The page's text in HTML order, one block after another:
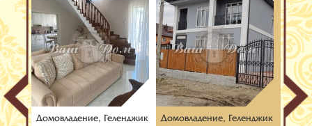
Домовладение, Геленджик
Домовладение, Геленджик